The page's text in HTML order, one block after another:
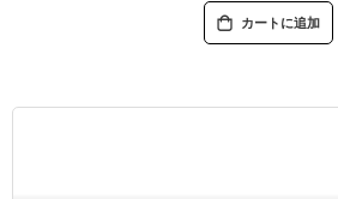
カートに追加